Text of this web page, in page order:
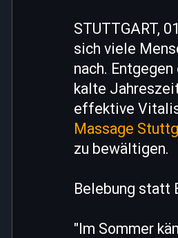
STUTTGART,
sich viele
nach.
kalte
effektive
Massage
zu bewältigen.
Belebung statt
"Im Sommer